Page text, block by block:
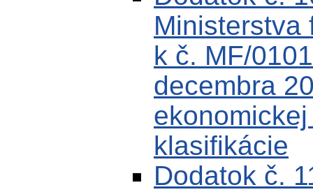
Ministerstva
k č. MF/
decembra
klasifikácie
Dodatok č.